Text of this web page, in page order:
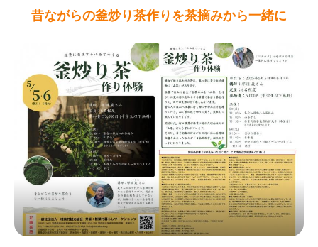
昔ながらの釜炒り茶作りを茶摘みから一緒に